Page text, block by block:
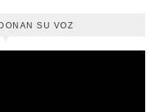
SU VOZ